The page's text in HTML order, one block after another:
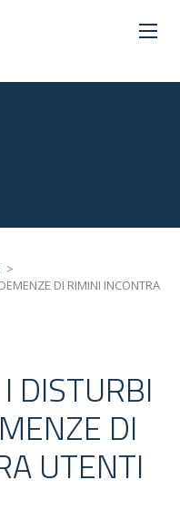
>
DI RIMINI INCONTRA
DISTURBI
DI
UTENTI